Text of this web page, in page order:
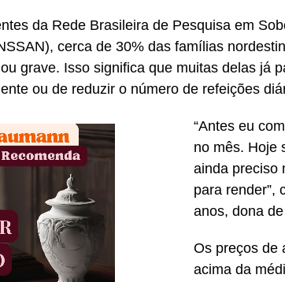
da Rede Brasileira de Pesquisa em
cerca de 30% das famílias
grave. Isso significa que muitas delas já
ou de reduzir o número de refeições
“Antes eu
no mês. Hoje
ainda preciso
para render”,
anos, dona
Os preços de
acima da